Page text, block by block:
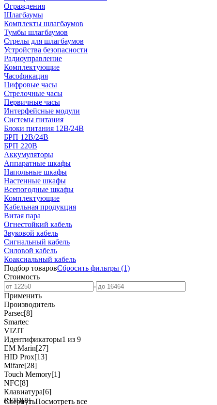
Ограждения
Шлагбаумы
Комплекты шлагбаумов
Тумбы шлагбаумов
Стрелы для шлагбаумов
Устройства безопасности
Радиоуправление
Комплектующие
Часофикация
Цифровые часы
Стрелочные часы
Первичные часы
Интерфейсные модули
Системы питания
Блоки питания 12В/24В
БРП 12В/24В
БРП 220В
Аккумуляторы
Аппаратные шкафы
Напольные шкафы
Настенные шкафы
Всепогодные шкафы
Комплектующие
Кабельная продукция
Витая пара
Огнестойкий кабель
Звуковой кабель
Сигнальный кабель
Силовой кабель
Коаксиальный кабель
Подбор товаровСбросить фильтры (1)
Стоимость
-
Применить
Производитель
Parsec[8]
Smartec
VIZIT
Идентификаторы1 из 9
EM Marin[27]
HID Prox[13]
Mifare[28]
Touch Memory[1]
NFC[8]
Клавиатура[6]
RFID[8]
СвернутьПосмотреть все